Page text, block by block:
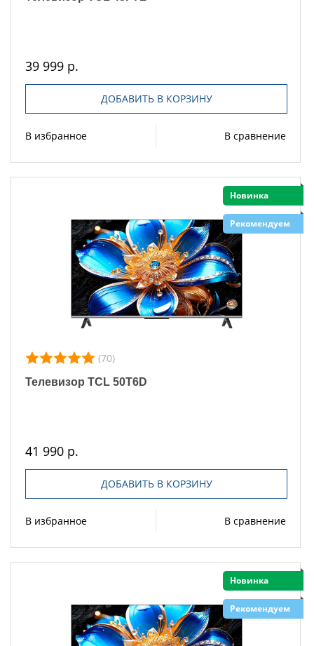
39 999 р.
ДОБАВИТЬ В КОРЗИНУ
В избранное В сравнение
Новинка
Рекомендуем
(70)
Телевизор TCL 50T6D
41 990 р.
ДОБАВИТЬ В КОРЗИНУ
В избранное В сравнение
Новинка
Рекомендуем